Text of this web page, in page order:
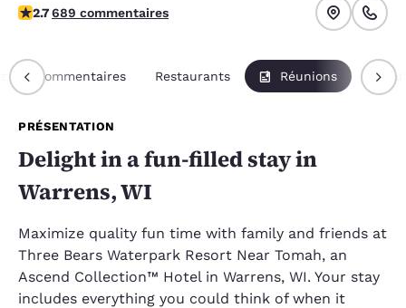
2.68 étoiles. Moyen.
2.7689 commentaires
Commentaires Restaurants Réunions
PRÉSENTATION
Delight in a fun-filled stay in
Warrens, WI
Maximize quality fun time with family and friends at
Three Bears Waterpark Resort Near Tomah, an
Ascend Collection™ Hotel in Warrens, WI. Your stay
includes everything you could think of when it